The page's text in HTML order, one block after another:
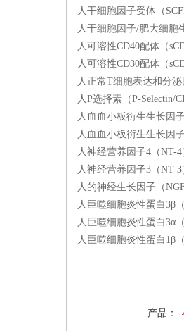
人干细胞因子受体（
人干细胞因子/肥大细胞
人可溶性CD40配体（
人可溶性CD30配体（
人正常T细胞表达和分
人P选择素（P-Selectin/
人血血小板衍生生长因
人血血小板衍生生长因
人神经营养因子4（NT-
人神经营养因子3（NT-
人的神经生长因子（
人巨噬细胞炎性蛋白3β
人巨噬细胞炎性蛋白3α
人巨噬细胞炎性蛋白1β
产品：